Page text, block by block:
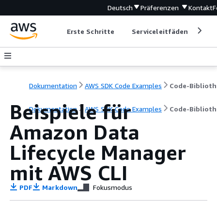
Deutsch Präferenzen Kontakt
Erste Schritte Serviceleitfäden
Dokumentation AWS SDK Code Examples Code-
Dokumentation AWS SDK Code Examples Code-
Beispiele für
Amazon Data
Lifecycle Manager
mit AWS CLI
PDF Markdown Fokusmodus